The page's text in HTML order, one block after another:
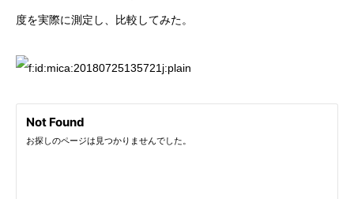
度を実際に測定し、比較してみた。